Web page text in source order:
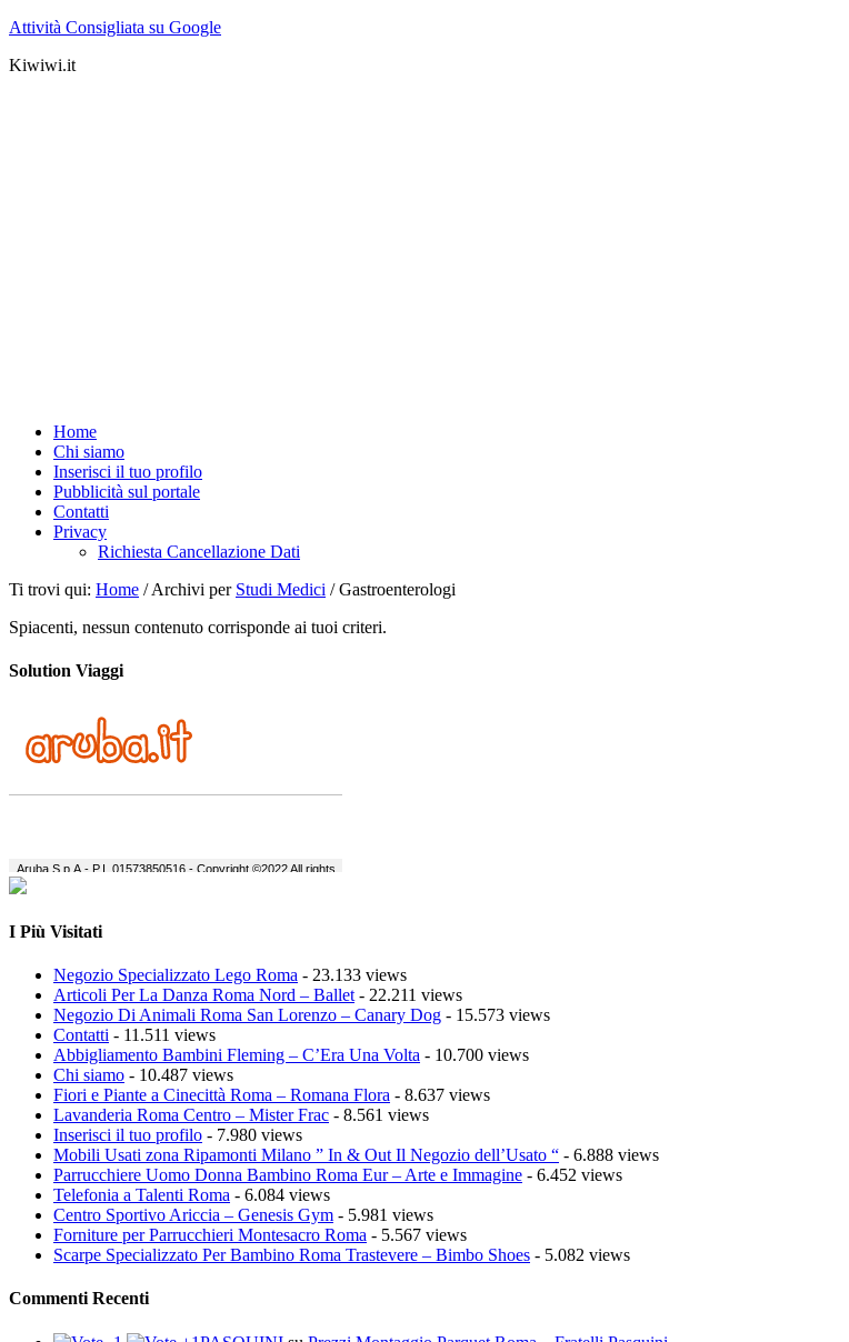
Attività Consigliata su Google
Kiwiwi.it
Home
Chi siamo
Inserisci il tuo profilo
Pubblicità sul portale
Contatti
Privacy
Richiesta Cancellazione Dati
Ti trovi qui: Home /Archivi per Studi Medici /Gastroenterologi
Spiacenti, nessun contenuto corrisponde ai tuoi criteri.
Solution Viaggi
I Più Visitati
Negozio Specializzato Lego Roma - 23.133 views
Articoli Per La Danza Roma Nord – Ballet - 22.211 views
Negozio Di Animali Roma San Lorenzo – Canary Dog - 15.573 views
Contatti - 11.511 views
Abbigliamento Bambini Fleming – C’Era Una Volta - 10.700 views
Chi siamo - 10.487 views
Fiori e Piante a Cinecittà Roma – Romana Flora - 8.637 views
Lavanderia Roma Centro – Mister Frac - 8.561 views
Inserisci il tuo profilo - 7.980 views
Mobili Usati zona Ripamonti Milano ” In & Out Il Negozio dell’Usato “ - 6.888 views
Parrucchiere Uomo Donna Bambino Roma Eur – Arte e Immagine - 6.452 views
Telefonia a Talenti Roma - 6.084 views
Centro Sportivo Ariccia – Genesis Gym - 5.981 views
Forniture per Parrucchieri Montesacro Roma - 5.567 views
Scarpe Specializzato Per Bambino Roma Trastevere – Bimbo Shoes - 5.082 views
Commenti Recenti